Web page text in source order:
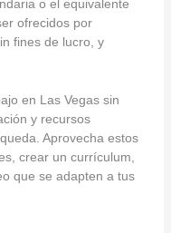
o el equivalente
ofrecidos por
fines de lucro, y
en Las Vegas sin
y recursos
Aprovecha estos
crear un currículum,
que se adapten a tus